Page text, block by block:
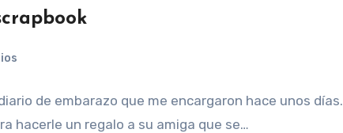
de embarazo que me encargaron hace unos días.
hacerle un regalo a su amiga que se…